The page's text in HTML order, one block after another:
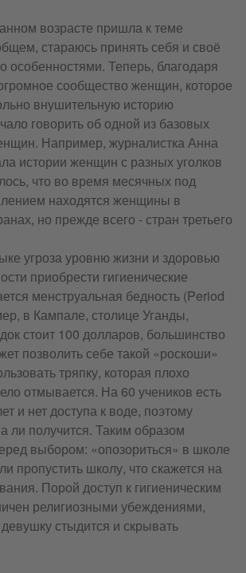
возрасте пришла к теме
стараюсь принять себя и своё
особенностями. Теперь, благодаря
сообщество женщин, которое
внушительную историю
говорить об одной из базовых
Например, журналистка Анна
истории женщин с разных уголков
что во время месячных под
находятся женщины в
но прежде всего - стран третьего
угроза уровню жизни и здоровью
приобрести гигиенические
менструальная бедность (Period
в Кампале, столице Уганды,
стоит 100 долларов, большинство
позволить себе такой «роскоши»
тряпку, которая плохо
отмывается. На 60 учеников есть
и нет доступа к воде, поэтому
ли получится. Таким образом
выбором: «опозориться» в школе
пропустить школу, что скажется на
Порой доступ к гигиеническим
религиозными убеждениями,
стыдится и скрывать